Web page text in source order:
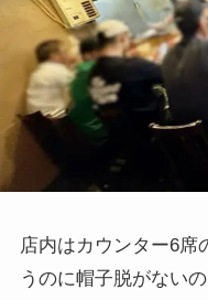
店内はカウンター6席
うのに帽子脱がない